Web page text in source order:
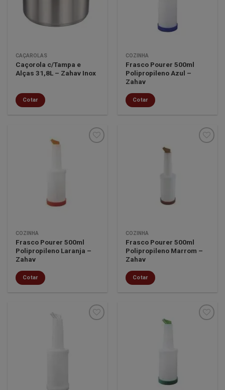
desejos
CAÇAROLAS
Caçorola c/Tampa e
Alças 31,8L – Zahav Inox
Cotar
COZINHA
Frasco Pourer 500ml
Polipropileno Azul –
Zahav
Cotar
COZINHA
Frasco Pourer 500ml
Polipropileno Laranja –
Zahav
Cotar
COZINHA
Frasco Pourer 500ml
Polipropileno Marrom –
Zahav
Cotar